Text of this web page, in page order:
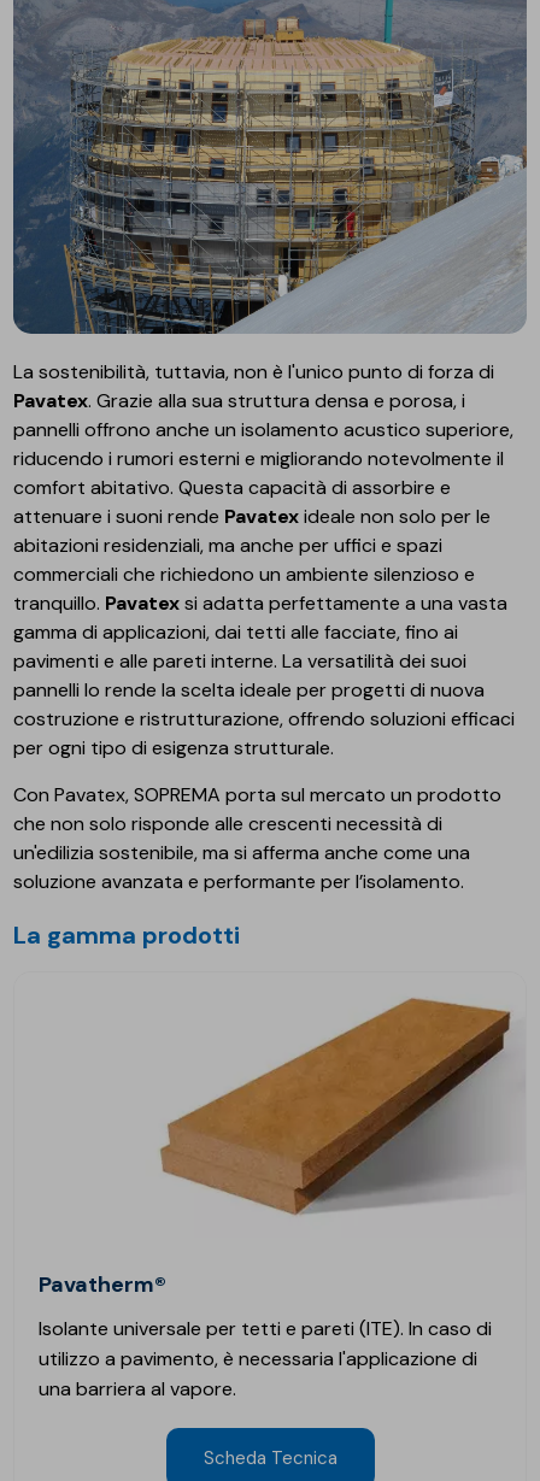
La sostenibilità, tuttavia, non è l'unico punto di forza di
Pavatex. Grazie alla sua struttura densa e porosa, i
pannelli offrono anche un isolamento acustico superiore,
riducendo i rumori esterni e migliorando notevolmente il
comfort abitativo. Questa capacità di assorbire e
attenuare i suoni rende Pavatexideale non solo per le
abitazioni residenziali, ma anche per uffici e spazi
commerciali che richiedono un ambiente silenzioso e
tranquillo. Pavatexsi adatta perfettamente a una vasta
gamma di applicazioni, dai tetti alle facciate, fino ai
pavimenti e alle pareti interne. La versatilità dei suoi
pannelli lo rende la scelta ideale per progetti di nuova
costruzione e ristrutturazione, offrendo soluzioni efficaci
per ogni tipo di esigenza strutturale.
Con Pavatex, SOPREMA porta sul mercato un prodotto
che non solo risponde alle crescenti necessità di
un'edilizia sostenibile, ma si afferma anche come una
soluzione avanzata e performante per l’isolamento.
La gamma prodotti
Pavatherm®
Isolante universale per tetti e pareti (ITE). In caso di
utilizzo a pavimento, è necessaria l'applicazione di
una barriera al vapore.
Scheda Tecnica